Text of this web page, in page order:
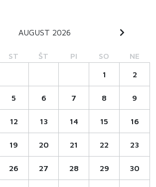
AUGUST 2026
ST ŠT PI SO NE
1 2
5 6 7 8 9
12 13 14 15 16
19 20 21 22 23
26 27 28 29 30